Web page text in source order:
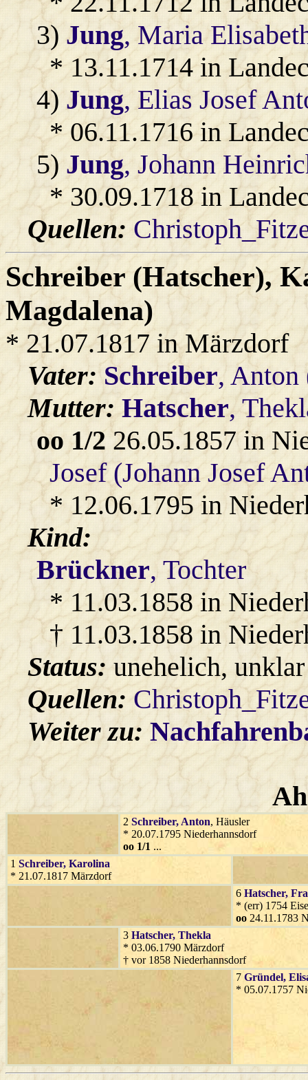
3)Jung, Maria
* 13.11.1714 in
4) Jung, Elias Josef
* 06.11.1716 in
5) Jung, Johann
* 30.09.1718 in
Quellen:
Schreiber (Hatscher),
Magdalena)
* 21.07.1817 in Märzdorf
Vater:Schreiber,
Mutter:Hatscher,
oo 1/226.05.1857 in
Josef (Johann Josef
* 12.06.1795 in
Kind:
Brückner, Tochter
* 11.03.1858 in
† 11.03.1858 in
Status:unehelich,
Quellen:
Weiter zu:
2 Schreiber, Anton, Häusler
* 20.07.1795 Niederhannsdorf
oo 1/1 ...
1 Schreiber, Karolina
* 21.07.1817 Märzdorf
6 Hatscher,
* (err) 1754
oo 24.11.1783
3 Hatscher, Thekla
* 03.06.1790 Märzdorf
† vor 1858 Niederhannsdorf
7 Gründel,
* 05.07.1757